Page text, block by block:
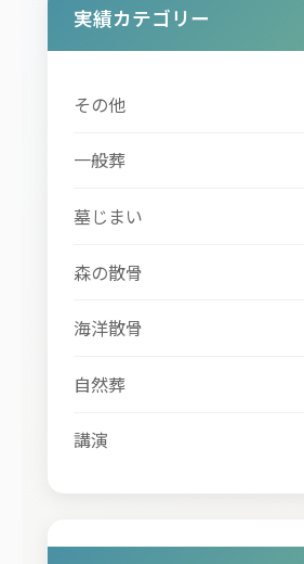
実績カテゴリー
その他
一般葬
墓じまい
森の散骨
海洋散骨
自然葬
講演